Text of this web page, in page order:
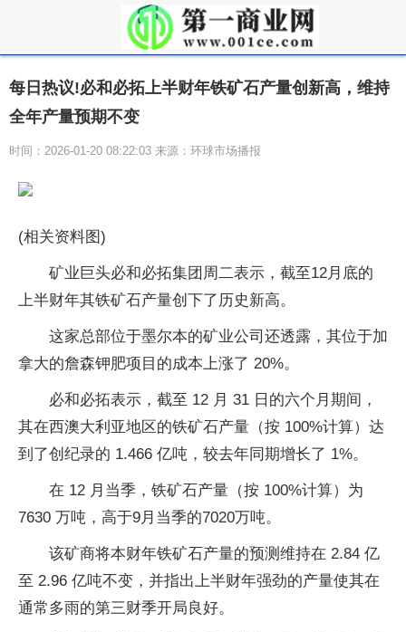
每日热议!必和必拓上半财年铁矿石产量创新高，维持
全年产量预期不变
时间：2026-01-20 08:22:03 来源：环球市场播报
(相关资料图)
矿业巨头必和必拓集团周二表示，截至12月底的
上半财年其铁矿石产量创下了历史新高。
这家总部位于墨尔本的矿业公司还透露，其位于加
拿大的詹森钾肥项目的成本上涨了 20%。
必和必拓表示，截至 12 月 31 日的六个月期间，
其在西澳大利亚地区的铁矿石产量（按 100%计算）达
到了创纪录的 1.466 亿吨，较去年同期增长了 1%。
在 12 月当季，铁矿石产量（按 100%计算）为
7630 万吨，高于9月当季的7020万吨。
该矿商将本财年铁矿石产量的预测维持在 2.84 亿
至 2.96 亿吨不变，并指出上半财年强劲的产量使其在
通常多雨的第三财季开局良好。